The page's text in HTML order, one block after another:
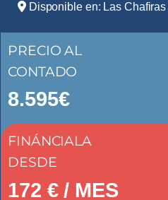
Disponible en: Las Chafiras
PRECIO AL
CONTADO
8.595€
FINÁNCIALA
DESDE
172 € / MES